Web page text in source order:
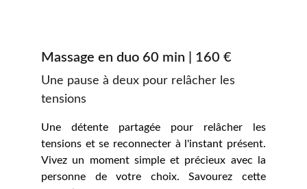
Massage en duo 60 min | 160 €
Une pause à deux pour relâcher les
tensions
Une détente partagée pour relâcher les
tensions et se reconnecter à l'instant présent.
Vivez un moment simple et précieux avec la
personne de votre choix. Savourez cette